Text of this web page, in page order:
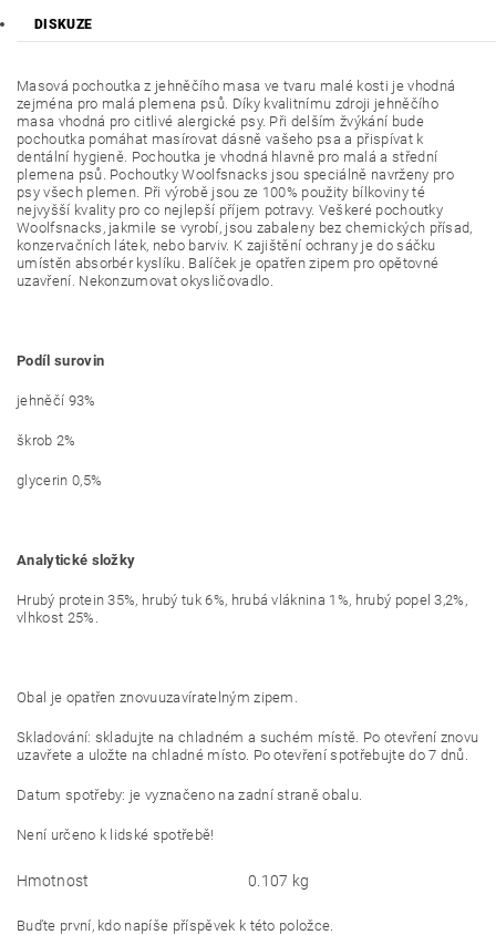
DISKUZE
Masová pochoutka z jehněčího masa ve tvaru malé kosti je vhodná
zejména pro malá plemena psů. Díky kvalitnímu zdroji jehněčího
masa vhodná pro citlivé alergické psy. Při delším žvýkání bude
pochoutka pomáhat masírovat dásně vašeho psa a přispívat k
dentální hygieně. Pochoutka je vhodná hlavně pro malá a střední
plemena psů. Pochoutky Woolfsnacks jsou speciálně navrženy pro
psy všech plemen. Při výrobě jsou ze 100% použity bílkoviny té
nejvyšší kvality pro co nejlepší příjem potravy. Veškeré pochoutky
Woolfsnacks, jakmile se vyrobí, jsou zabaleny bez chemických přísad,
konzervačních látek, nebo barviv. K zajištění ochrany je do sáčku
umístěn absorbér kyslíku. Balíček je opatřen zipem pro opětovné
uzavření. Nekonzumovat okysličovadlo.
Podíl surovin
jehněčí 93%
škrob 2%
glycerin 0,5%
Analytické složky
Hrubý protein 35%, hrubý tuk 6%, hrubá vláknina 1%, hrubý popel 3,2%,
vlhkost 25%.
Obal je opatřen znovuuzavíratelným zipem.
Skladování: skladujte na chladném a suchém místě. Po otevření znovu
uzavřete a uložte na chladné místo. Po otevření spotřebujte do 7 dnů.
Datum spotřeby: je vyznačeno na zadní straně obalu.
Není určeno k lidské spotřebě!
Hmotnost 0.107 kg
Buďte první, kdo napíše příspěvek k této položce.